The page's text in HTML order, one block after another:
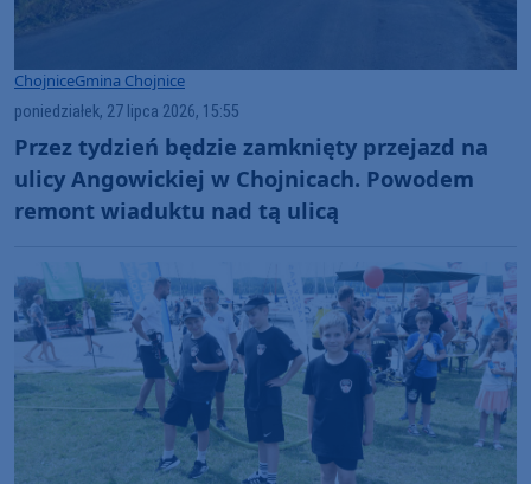
ChojniceGmina Chojnice
poniedziałek, 27 lipca 2026, 15:55
Przez tydzień będzie zamknięty przejazd na
ulicy Angowickiej w Chojnicach. Powodem
remont wiaduktu nad tą ulicą